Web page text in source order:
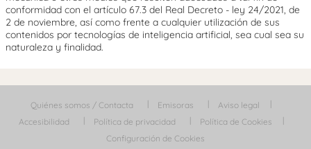
conformidad con el artículo 67.3 del Real Decreto - ley 24/2021, de
2 de noviembre, así como frente a cualquier utilización de sus
contenidos por tecnologías de inteligencia artificial, sea cual sea su
naturaleza y finalidad.
Quiénes somos / Contacta Emisoras
Aviso legal
Accesibilidad
Política de privacidad
Política de Cookies
Configuración de Cookies